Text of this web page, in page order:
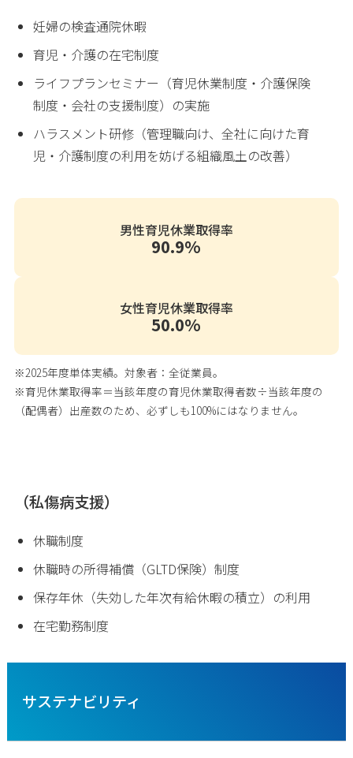
妊婦の検査通院休暇
育児・介護の在宅制度
ライフプランセミナー（育児休業制度・介護保険
制度・会社の支援制度）の実施
ハラスメント研修（管理職向け、全社に向けた育
児・介護制度の利用を妨げる組織風土の改善）
男性育児休業取得率
90.9%
女性育児休業取得率
50.0%
※2025年度単体実績。対象者：全従業員。
※育児休業取得率＝当該年度の育児休業取得者数÷当該年度の
（配偶者）出産数のため、必ずしも100%にはなりません。
（私傷病支援）
休職制度
休職時の所得補償（GLTD保険）制度
保存年休（失効した年次有給休暇の積立）の利用
在宅勤務制度
サステナビリティ